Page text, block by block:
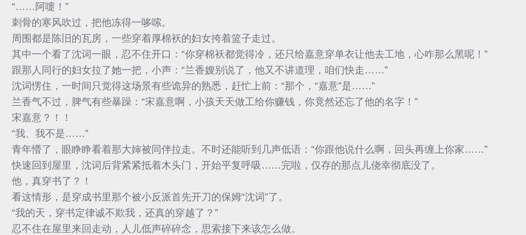
“……阿嚏！”
刺骨的寒风吹过，把他冻得一哆嗦。
周围都是陈旧的瓦房，一些穿着厚棉袄的妇女挎着篮子走过。
其中一个看了沈词一眼，忍不住开口：“你穿棉袄都觉得冷，还只给嘉意穿单衣让他去工地，心咋那么黑呢！”
跟那人同行的妇女拉了她一把，小声：“兰香嫂别说了，他又不讲道理，咱们快走……”
沈词愣住，一时间只觉得这场景有些诡异的熟悉，赶忙上前：“那个，“嘉意”是……”
兰香气不过，脾气有些暴躁：“宋嘉意啊，小孩天天做工给你赚钱，你竟然还忘了他的名字！”
宋嘉意？！！
“我、我不是……”
青年懵了，眼睁睁看着那大婶被同伴拉走。不时还能听到几声低语：“你跟他说什么啊，回头再缠上你家……”
快速回到屋里，沈词后背紧紧抵着木头门，开始平复呼吸……完啦，仅存的那点儿侥幸彻底没了。
他，真穿书了？！
看这情形，是穿成书里那个被小反派首先开刀的保姆“沈词”了。
“我的天，穿书定律诚不欺我，还真的穿越了？”
忍不住在屋里来回走动，人儿低声碎碎念，思索接下来该怎么做。